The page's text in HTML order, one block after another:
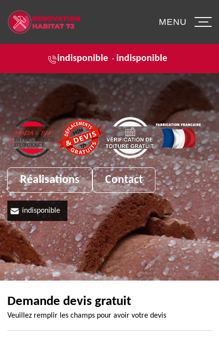
indisponible - indisponible
MENU
Réalisations Contact
indisponible
Demande devis gratuit
Veuillez remplir les champs pour avoir votre devis